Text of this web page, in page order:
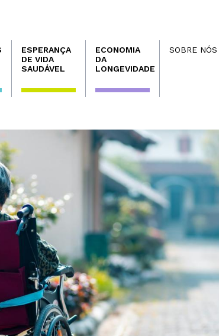
ESPERANÇA
DE VIDA
SAUDÁVEL
ECONOMIA
DA
LONGEVIDADE
SOBRE NÓS